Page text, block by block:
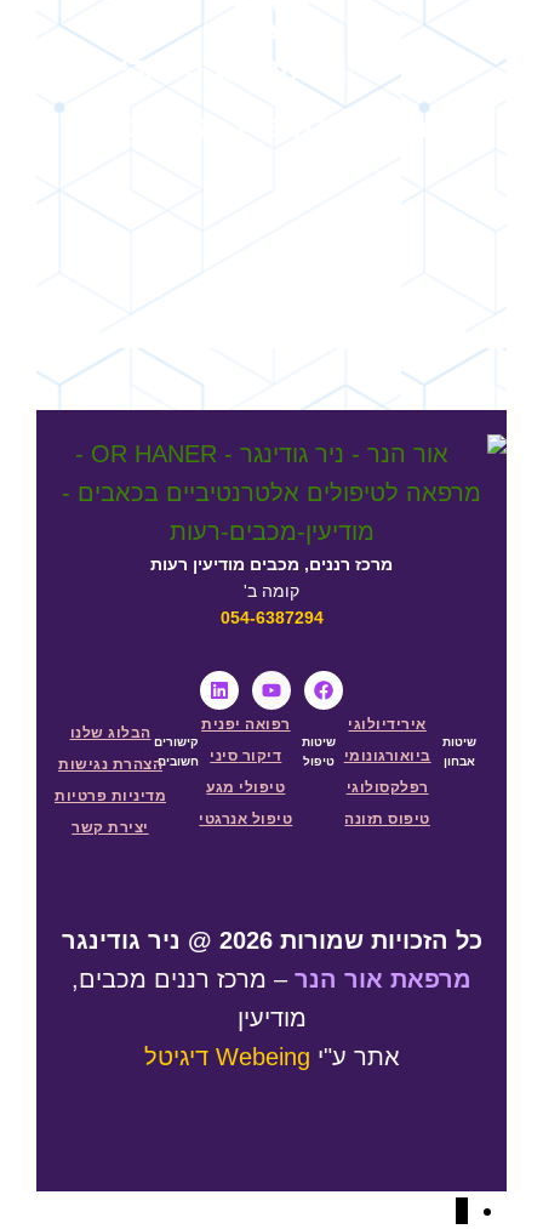
זה בדיוק הזמן לבוא אליי
מרכז רננים, מכבים מודיעין רעות
קומה ב'
054-6387294
שיטות
אבחון
אירידיולוגי
ביואורגונומי
רפלקסולוגי
טיפוס תזונה
שיטות
טיפול
רפואה יפנית
דיקור סיני
טיפולי מגע
טיפול אנרגטי
קישורים
חשובים
הבלוג שלנו
הצהרת נגישות
מדיניות פרטיות
יצירת קשר
כל הזכויות שמורות 2026 @ ניר גודינגר
מרפאת אור הנר – מרכז רננים מכבים,
מודיעין
אתר ע"י Webeing דיגיטל